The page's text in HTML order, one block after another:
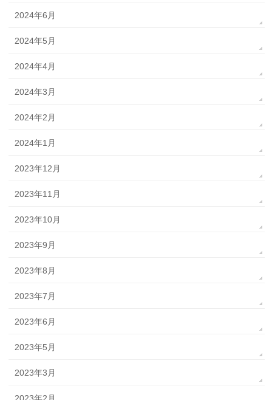
2024年6月
2024年5月
2024年4月
2024年3月
2024年2月
2024年1月
2023年12月
2023年11月
2023年10月
2023年9月
2023年8月
2023年7月
2023年6月
2023年5月
2023年3月
2023年2月